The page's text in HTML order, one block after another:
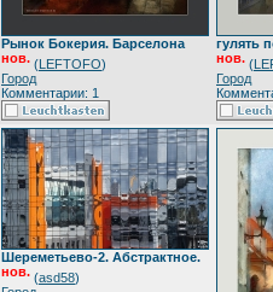
Рынок Бокерия. Барселона
нов. (LEFTOFO)
Город
Комментарии: 1
гулять
нов. (
Город
Шереметьево-2. Абстрактное.
нов. (asd58)